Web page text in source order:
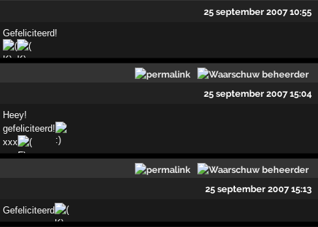
25 september 2007 10:55
Gefeliciteerd!
25 september 2007 15:04
Heey!
gefeliciteerd!
xxx
25 september 2007 15:13
Gefeliciteerd